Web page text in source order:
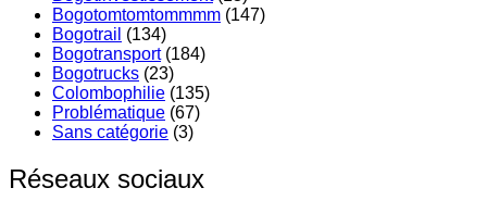
Bogotomtomtommmm (147)
Bogotrail (134)
Bogotransport(184)
Bogotrucks (23)
Colombophilie (135)
Problématique (67)
Sans catégorie (3)
Réseaux sociaux